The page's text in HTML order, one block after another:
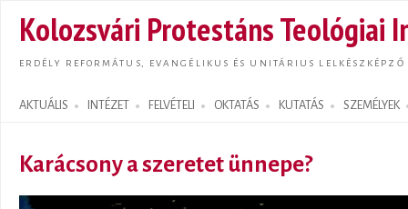
Kolozsvári Protestáns Teológiai
ERDÉLY REFORMÁTUS, EVANGÉLIKUS ÉS UNITÁRIUS LELKÉSZKÉPZŐ
AKTUÁLIS INTÉZET FELVÉTELI OKTATÁS KUTATÁS SZEMÉLYEK
Search form
Karácsony a szeretet ünnepe?